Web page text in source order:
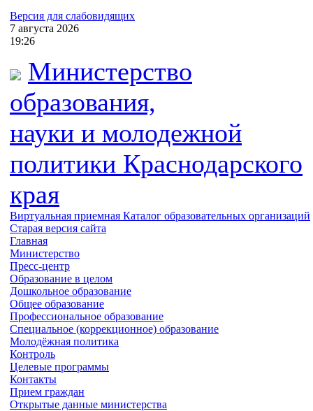
Версия для слабовидящих
7 августа 2026
19:26
Министерство
образования,
науки и молодежной
политики Краснодарского
края
Виртуальная приемная Каталог образовательных организаций
Старая версия сайта
Главная
Министерство
Пресс-центр
Образование в целом
Дошкольное образование
Общее образование
Профессиональное образование
Специальное (коррекционное) образование
Молодёжная политика
Контроль
Целевые программы
Контакты
Прием граждан
Открытые данные министерства